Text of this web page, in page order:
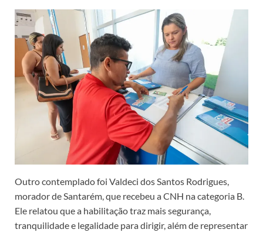
Outro contemplado foi Valdeci dos Santos Rodrigues,
morador de Santarém, que recebeu a CNH na categoria B.
Ele relatou que a habilitação traz mais segurança,
tranquilidade e legalidade para dirigir, além de representar